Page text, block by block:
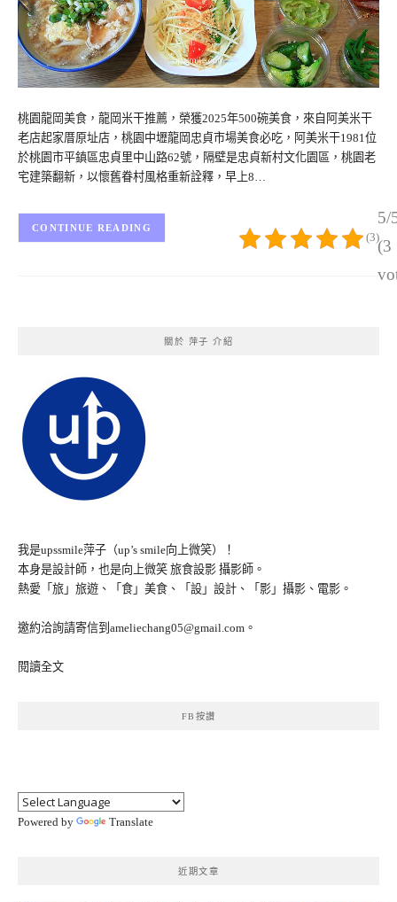
桃園龍岡美食，龍岡米干推薦，榮獲2025年500碗美食，來自阿美米干
老店起家厝原址店，桃園中壢龍岡忠貞市場美食必吃，阿美米干1981位
於桃園市平鎮區忠貞里中山路62號，隔壁是忠貞新村文化園區，桃園老
宅建築翻新，以懷舊眷村風格重新詮釋，早上8…
5/
(3
(3)
CONTINUE READING
關於 萍子 介紹
我是upssmile萍子（up’s smile向上微笑）！
本身是設計師，也是向上微笑 旅食設影 攝影師。
熱愛「旅」旅遊、「食」美食、「設」設計、「影」攝影、電影。
邀約洽詢請寄信到ameliechang05@gmail.com。
閱讀全文
FB按讚
Powered by Translate
近期文章